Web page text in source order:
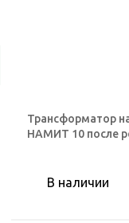
Трансформатор
НАМИТ 10 после
В наличии